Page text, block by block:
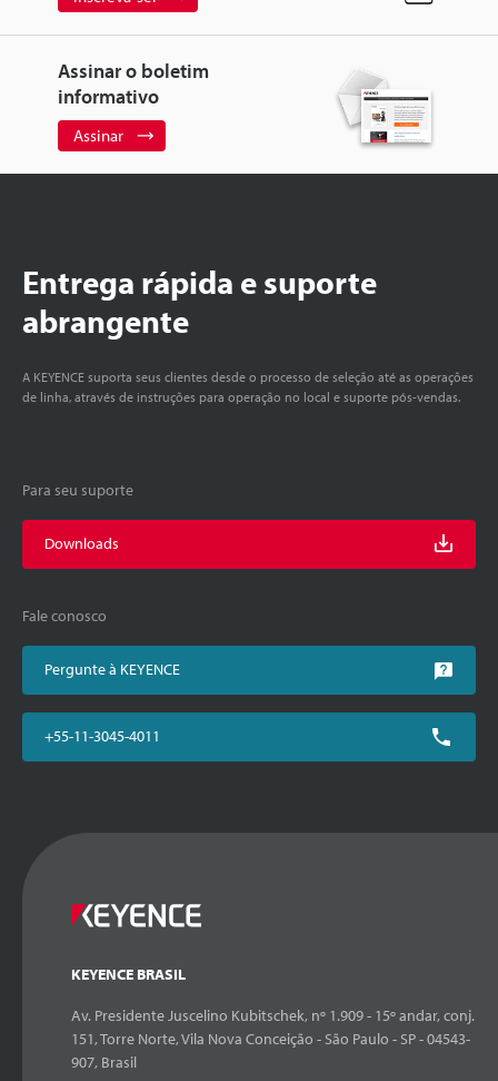
Assinar o boletim
informativo
Assinar
Entrega rápida e suporte
abrangente
A KEYENCE suporta seus clientes desde o processo de seleção até as operações
de linha, através de instruções para operação no local e suporte pós-vendas.
Para seu suporte
Downloads
Fale conosco
Pergunte à KEYENCE
+55-11-3045-4011
KEYENCE BRASIL
Av. Presidente Juscelino Kubitschek, nº 1.909 - 15º andar, conj.
151, Torre Norte, Vila Nova Conceição - São Paulo - SP - 04543-
907, Brasil